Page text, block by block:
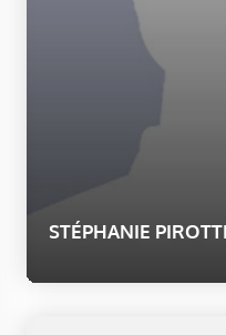
STÉPHANIE